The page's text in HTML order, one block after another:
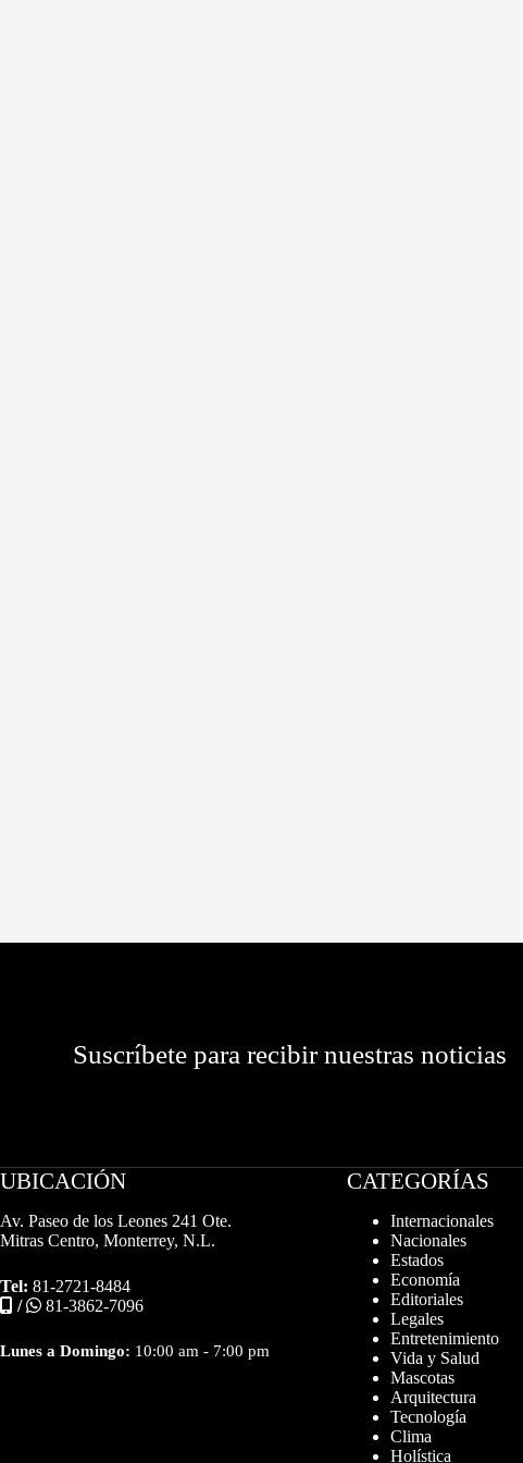
Suscríbete para recibir nuestras noticias
UBICACIÓN
Av. Paseo de los Leones 241 Ote.
Mitras Centro, Monterrey, N.L.
Tel: 81-2721-8484
/
81-3862-7096
Lunes a Domingo: 10:00 am - 7:00 pm
CATEGORÍAS
Internacionales
Nacionales
Estados
Economía
Editoriales
Legales
Entretenimiento
Vida y Salud
Mascotas
Arquitectura
Tecnología
Clima
Holística